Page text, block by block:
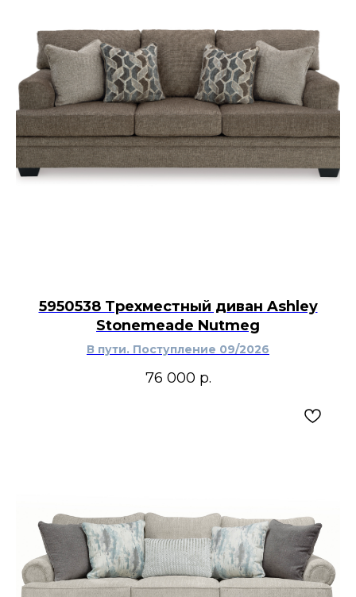
абразивных средств.
Табурет Ashley Pinnadel будет уместен у
кухонного острова, барной стойки, высокого
обеденного стола или дополнительной
рабочей поверхности. Он органично дополнит
современную кухню, квартиру с открытой
планировкой, загородный дом и интерьер с
элементами промышленного, американского
или эклектичного стиля. Сдержанный оттенок
5950538 Трехместный диван Ashley
Stonemeade Nutmeg
В пути. Поступление 09/2026
76 000 р.